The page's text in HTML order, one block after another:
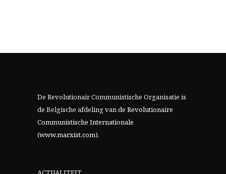
De Revolutionair Communistische Organisatie is
de Belgische afdeling vande Revolutionaire
Communistische Internationale
(www.marxist.com).